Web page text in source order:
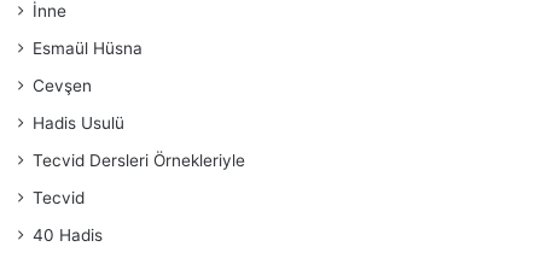
İnne
Esmaül Hüsna
Cevşen
Hadis Usulü
Tecvid Dersleri Örnekleriyle
Tecvid
40 Hadis